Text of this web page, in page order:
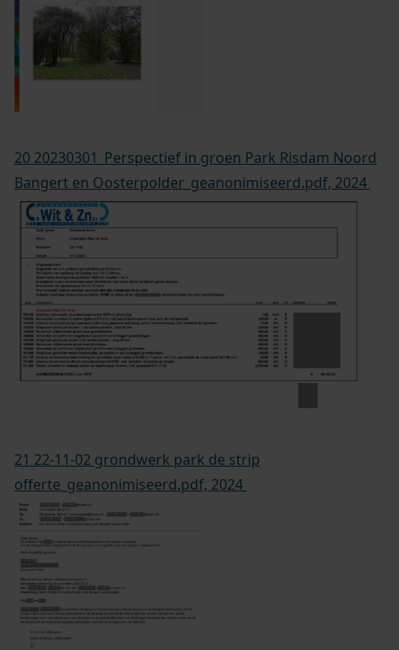
20 20230301_Perspectief in groen Park Risdam Noord
Bangert en Oosterpolder_geanonimiseerd.pdf, 2024
21 22-11-02 grondwerk park de strip
offerte_geanonimiseerd.pdf, 2024